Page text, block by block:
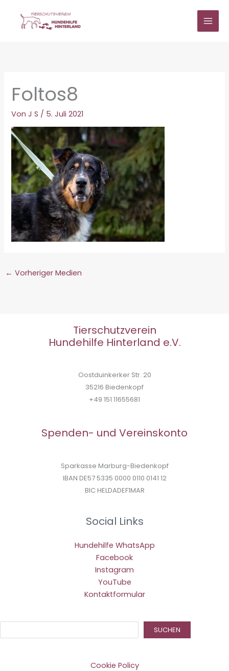
springen
Foltos8
VonJ S / 5. Juli 2021
← Vorheriger Medien
Tierschutzverein
Hundehilfe Hinterland e.V.
Oostduinkerker Str. 20
35216 Biedenkopf
+49 151 11655681
Spenden- und Vereinskonto
Sparkasse Marburg-Biedenkopf
IBAN DE57 5335 0000 0110 0141 12
BIC HELDADEF1MAR
Social Links
Hundehilfe WhatsApp
Facebook
Instagram
YouTube
Kontaktformular
SUCHEN
Cookie Policy